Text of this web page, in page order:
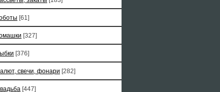
[61]
[327]
[376]
свечи, фонари [282]
[447]